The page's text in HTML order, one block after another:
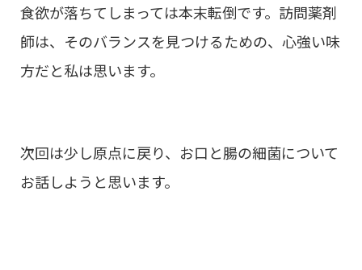
食欲が落ちてしまっては本末転倒です。訪問薬剤
師は、そのバランスを見つけるための、心強い味
方だと私は思います。
次回は少し原点に戻り、お口と腸の細菌について
お話しようと思います。